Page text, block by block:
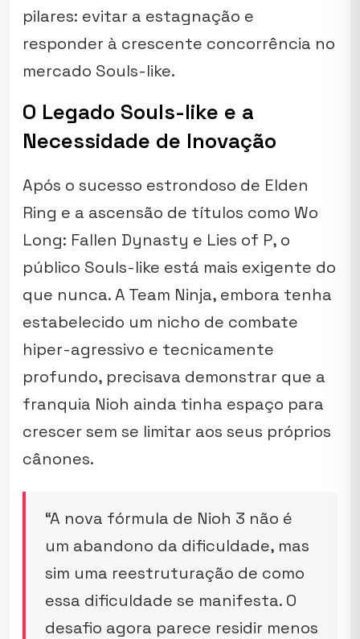
pilares: evitar a estagnação e
responder à crescente concorrência no
mercado Souls-like.
O Legado Souls-like e a
Necessidade de Inovação
Após o sucesso estrondoso de Elden
Ring e a ascensão de títulos como Wo
Long: Fallen Dynasty e Lies of P, o
público Souls-like está mais exigente do
que nunca. A Team Ninja, embora tenha
estabelecido um nicho de combate
hiper-agressivo e tecnicamente
profundo, precisava demonstrar que a
franquia Nioh ainda tinha espaço para
crescer sem se limitar aos seus próprios
cânones.
“A nova fórmula de Nioh 3 não é
um abandono da dificuldade, mas
sim uma reestruturação de como
essa dificuldade se manifesta. O
desafio agora parece residir menos